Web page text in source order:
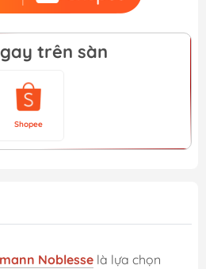
trên sàn
Shopee
Noblesse là lựa chọn